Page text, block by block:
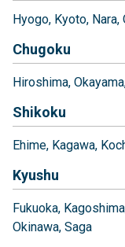
Hyogo Kyoto Nara
Chugoku
Hiroshima Okayama
Shikoku
Ehime Kagawa
Kyushu
Fukuoka Kagoshima
Okinawa Saga